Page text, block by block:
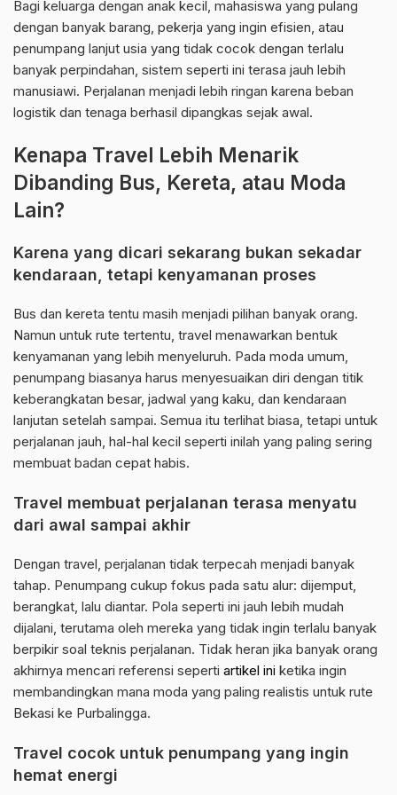
Bagi keluarga dengan anak kecil, mahasiswa yang pulang
dengan banyak barang, pekerja yang ingin efisien, atau
penumpang lanjut usia yang tidak cocok dengan terlalu
banyak perpindahan, sistem seperti ini terasa jauh lebih
manusiawi. Perjalanan menjadi lebih ringan karena beban
logistik dan tenaga berhasil dipangkas sejak awal.
Kenapa Travel Lebih Menarik
Dibanding Bus, Kereta, atau Moda
Lain?
Karena yang dicari sekarang bukan sekadar
kendaraan, tetapi kenyamanan proses
Bus dan kereta tentu masih menjadi pilihan banyak orang.
Namun untuk rute tertentu, travel menawarkan bentuk
kenyamanan yang lebih menyeluruh. Pada moda umum,
penumpang biasanya harus menyesuaikan diri dengan titik
keberangkatan besar, jadwal yang kaku, dan kendaraan
lanjutan setelah sampai. Semua itu terlihat biasa, tetapi untuk
perjalanan jauh, hal-hal kecil seperti inilah yang paling sering
membuat badan cepat habis.
Travel membuat perjalanan terasa menyatu
dari awal sampai akhir
Dengan travel, perjalanan tidak terpecah menjadi banyak
tahap. Penumpang cukup fokus pada satu alur: dijemput,
berangkat, lalu diantar. Pola seperti ini jauh lebih mudah
dijalani, terutama oleh mereka yang tidak ingin terlalu banyak
berpikir soal teknis perjalanan. Tidak heran jika banyak orang
akhirnya mencari referensi seperti artikel ini ketika ingin
membandingkan mana moda yang paling realistis untuk rute
Bekasi ke Purbalingga.
Travel cocok untuk penumpang yang ingin
hemat energi